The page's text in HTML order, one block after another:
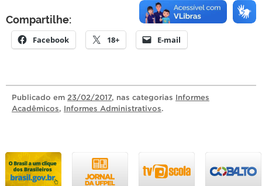
Compartilhe:
Facebook 18+ E-mail
Publicado em 23/02/2017, nas categorias Informes
Acadêmicos, Informes Administrativos.